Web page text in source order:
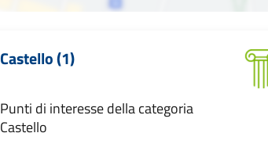
Castello (1)
Punti di interesse della categoria
Castello